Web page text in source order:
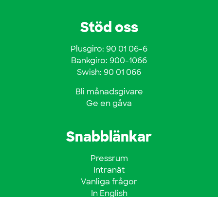
Stöd oss
Plusgiro: 90 01 06-6
Bankgiro: 900-1066
Swish: 90 01 066
Bli månadsgivare
Ge en gåva
Snabblänkar
Pressrum
Intranät
Vanliga frågor
In English